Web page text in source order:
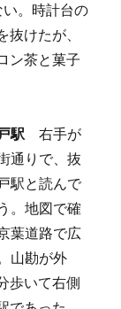
。時計台の
けたが、
ン茶と菓子
駅 右手が
通りで、抜
駅と読んで
。地図で確
葉道路で広
山勘が外
歩いて右側